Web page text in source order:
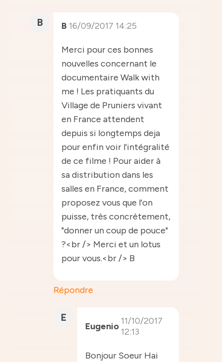
B B 16/09/2017 14:25
Merci pour ces bonnes
nouvelles concernant le
documentaire Walk with
me ! Les pratiquants du
Village de Pruniers vivant
en France attendent
depuis si longtemps deja
pour enfin voir l'intégralité
de ce filme ! Pour aider à
sa distribution dans les
salles en France, comment
proposez vous que l'on
puisse, très concrètement,
"donner un coup de pouce"
?<br /> Merci et un lotus
pour vous.<br /> B
Répondre
E
Eugenio 11/10/2017
12:13
Bonjour Soeur Hai